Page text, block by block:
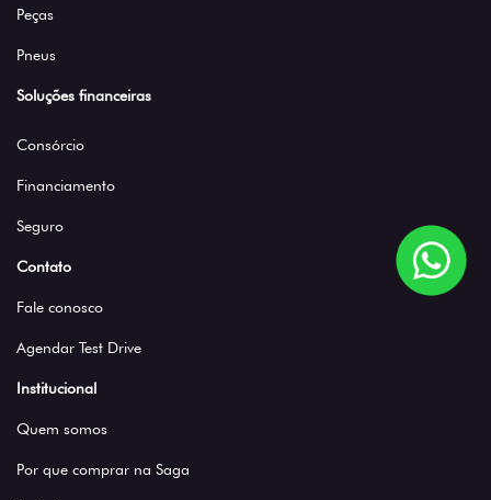
Peças
Pneus
Soluções financeiras
Consórcio
Financiamento
Seguro
Contato
Fale conosco
Agendar Test Drive
Institucional
Quem somos
Por que comprar na Saga